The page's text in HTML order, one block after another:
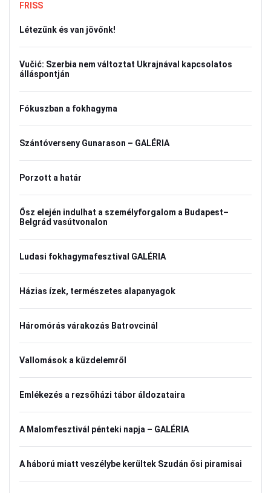
FRISS
Létezünk és van jövőnk!
Vučić: Szerbia nem változtat Ukrajnával kapcsolatos
álláspontján
Fókuszban a fokhagyma
Szántóverseny Gunarason – GALÉRIA
Porzott a határ
Ősz elején indulhat a személyforgalom a Budapest–
Belgrád vasútvonalon
Ludasi fokhagymafesztival GALÉRIA
Házias ízek, természetes alapanyagok
Háromórás várakozás Batrovcinál
Vallomások a küzdelemről
Emlékezés a rezsőházi tábor áldozataira
A Malomfesztivál pénteki napja – GALÉRIA
A háború miatt veszélybe kerültek Szudán ősi piramisai